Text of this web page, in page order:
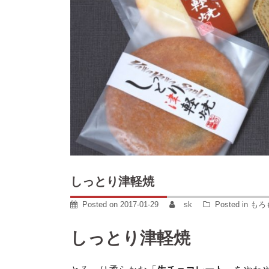
しっとり津軽焼
Posted on 2017-01-29 sk Posted in もろ
しっとり津軽焼